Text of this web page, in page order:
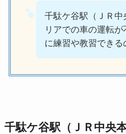
千駄ケ谷駅（ＪＲ中
リアでの車の運転が
に練習や教習できる
千駄ケ谷駅（ＪＲ中央